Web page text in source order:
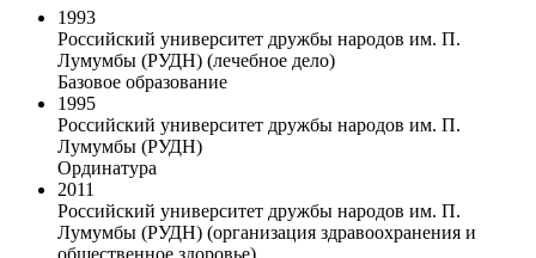
1993
Российский университет дружбы народов им. П.
Лумумбы (РУДН) (лечебное дело)
Базовое образование
1995
Российский университет дружбы народов им. П.
Лумумбы (РУДН)
Ординатура
2011
Российский университет дружбы народов им. П.
Лумумбы (РУДН) (организация здравоохранения и
общественное здоровье)